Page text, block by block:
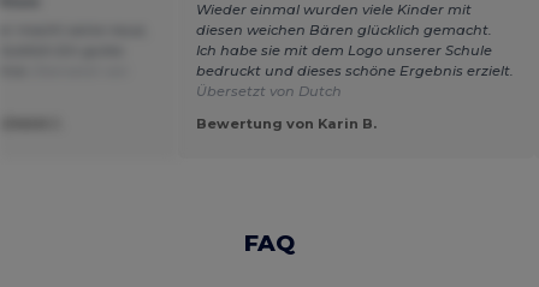
Wieder einmal wurden viele Kinder mit
diesen weichen Bären glücklich gemacht.
Ich habe sie mit dem Logo unserer Schule
bedruckt und dieses schöne Ergebnis erzielt.
Übersetzt von Dutch
Bewertung von Karin B.
FAQ